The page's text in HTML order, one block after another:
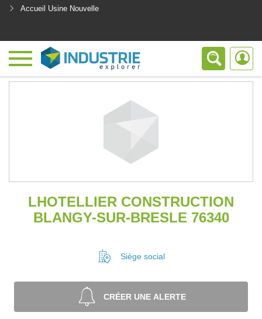
Accueil Usine Nouvelle
LHOTELLIER CONSTRUCTION
BLANGY-SUR-BRESLE 76340
Siège social
CRÉER UNE ALERTE